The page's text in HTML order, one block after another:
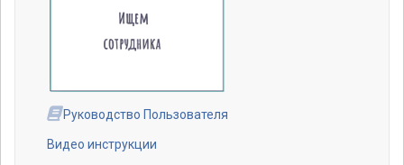
Руководство Пользователя
Видео инструкции